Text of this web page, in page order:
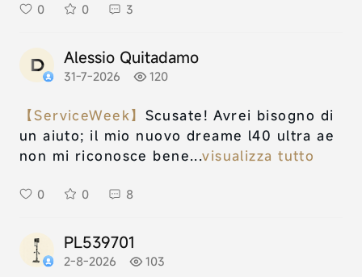
0 0 3
Alessio Quitadamo
31-7-2026 120
【ServiceWeek】 Scusate! Avrei bisogno di
un aiuto; il mio nuovo dreame l40 ultra ae
non mi riconosce bene...visualizza tutto
0 0 8
PL539701
2-8-2026 103